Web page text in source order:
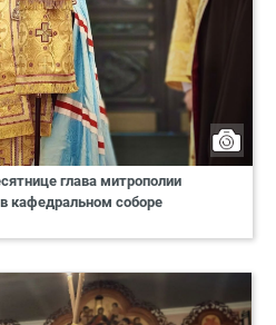
глава митрополии
кафедральном соборе